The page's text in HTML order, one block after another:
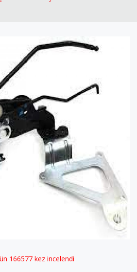
166577 kez incelendi